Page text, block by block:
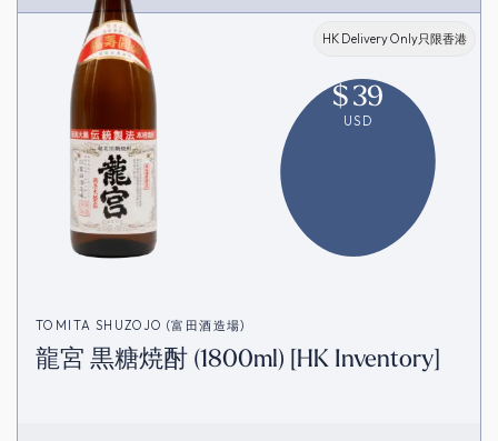
HK Delivery Only只限香港
$39
USD
TOMITA SHUZOJO (富田酒造場)
龍宮 黒糖焼酎 (1800ml) [HK Inventory]